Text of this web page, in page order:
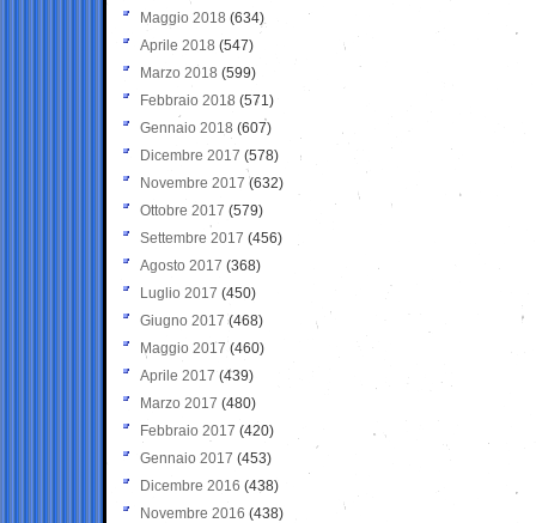
Maggio 2018 (634)
Aprile 2018 (547)
Marzo 2018 (599)
Febbraio 2018 (571)
Gennaio 2018 (607)
Dicembre 2017 (578)
Novembre 2017 (632)
Ottobre 2017 (579)
Settembre 2017 (456)
Agosto 2017 (368)
Luglio 2017 (450)
Giugno 2017 (468)
Maggio 2017 (460)
Aprile 2017 (439)
Marzo 2017 (480)
Febbraio 2017 (420)
Gennaio 2017 (453)
Dicembre 2016 (438)
Novembre 2016 (438)